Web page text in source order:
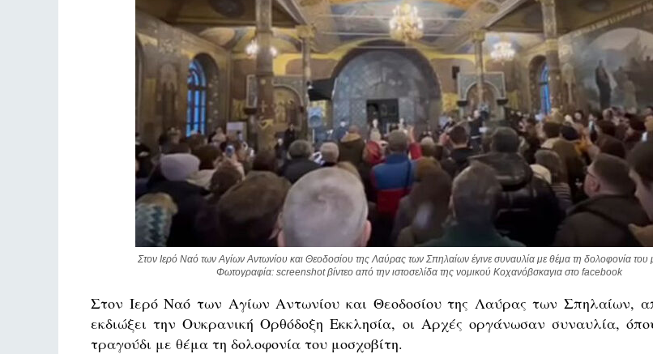
Στον Ιερό Ναό των Αγίων Αντωνίου και Θεοδοσίου της Λαύρας των Σπηλαίων έγινε συναυλία με θέμα τη δολοφονία του
Φωτογραφία: screenshot βίντεο από την ιστοσελίδα της νομικού Κοχανόβσκαγια στο facebook
Στον Ιερό Ναό των Αγίων Αντωνίου και Θεοδοσίου της Λαύρας των Σπηλαίων,
εκδιώξει την Ουκρανική Ορθόδοξη Εκκλησία, οι Αρχές οργάνωσαν συναυλία,
τραγούδι με θέμα τη δολοφονία του μοσχοβίτη.